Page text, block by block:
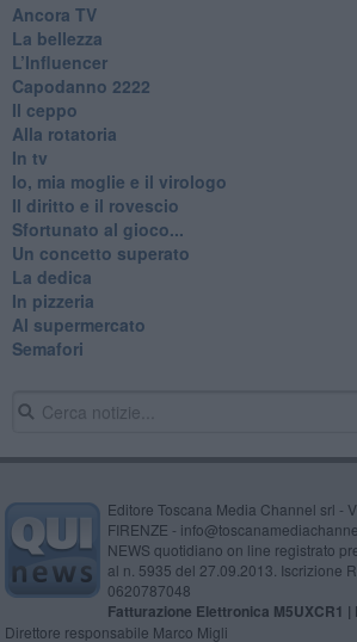
Ancora TV
La bellezza
L’Influencer
​Capodanno 2222
Il ceppo
Alla rotatoria
In tv
Io, mia moglie e il virologo
Il diritto e il rovescio
Sfortunato al gioco...
Un concetto superato
La dedica
In pizzeria
Al supermercato
Semafori
Editore Toscana Media Channel srl -
FIRENZE -
NEWS quotidiano on line registrato
al n. 5935 del 27.09.2013. Iscrizione
0620787048
Fatturazione Elettronica M5UXCR1 |
Direttore responsabile Marco Migli